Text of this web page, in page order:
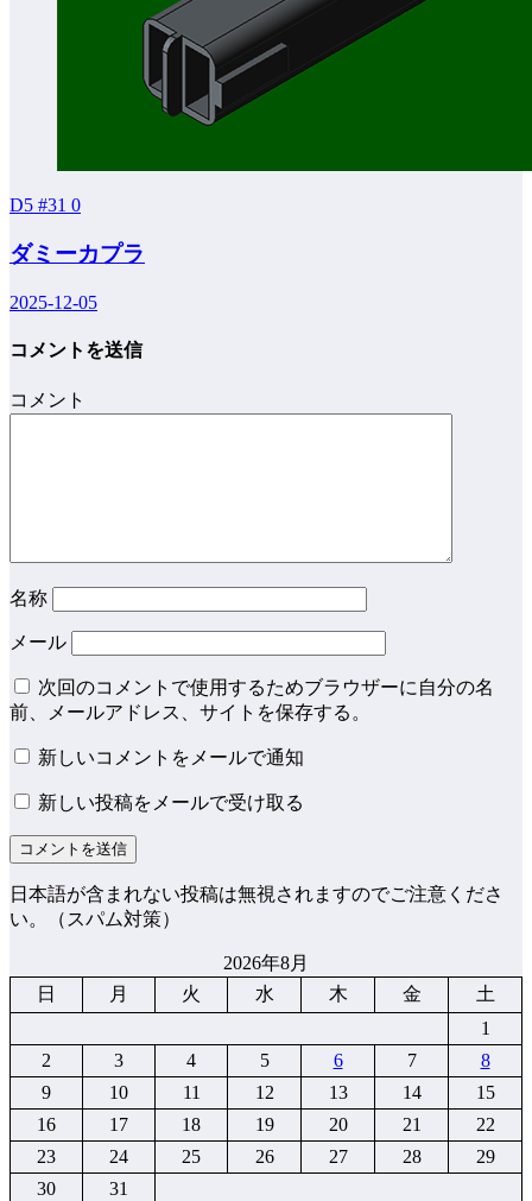
D5 #31 0
ダミーカプラ
2025-12-05
コメントを送信
コメント
名称
メール
次回のコメントで使用するためブラウザーに自分の名
前、メールアドレス、サイトを保存する。
新しいコメントをメールで通知
新しい投稿をメールで受け取る
日本語が含まれない投稿は無視されますのでご注意くださ
い。（スパム対策）
2026年8月
日
月 火 水 木 金
土
1
2
3 4 5 6 7
8
9
10 11 12 13 14
15
16
17 18 19 20 21
22
23
24 25 26 27 28
29
30
31